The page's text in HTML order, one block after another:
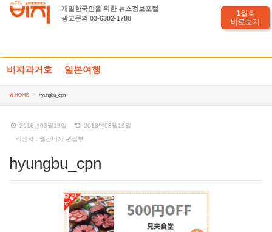
1월호
바로보기
재일한국인을 위한 뉴스정보포털
광고문의 03-6302-1788
비지과거호 일본여행
hyungbu_cpn
HOME hyungbu_cpn
2018년03월19일
2018년03월19일
작성자 : 월간비지 편집부
hyungbu_cpn